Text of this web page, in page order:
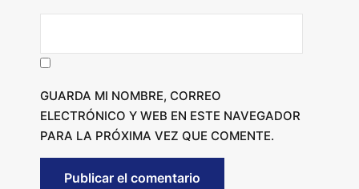
GUARDA MI NOMBRE, CORREO
ELECTRÓNICO Y WEB EN ESTE NAVEGADOR
PARA LA PRÓXIMA VEZ QUE COMENTE.